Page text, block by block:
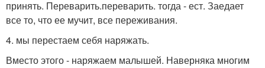
принять. Переварить.переварить. тогда - ест. Заедает
все то, что ее мучит, все переживания.
4. мы перестаем себя наряжать.
Вместо этого - наряжаем малышей. Наверняка многим